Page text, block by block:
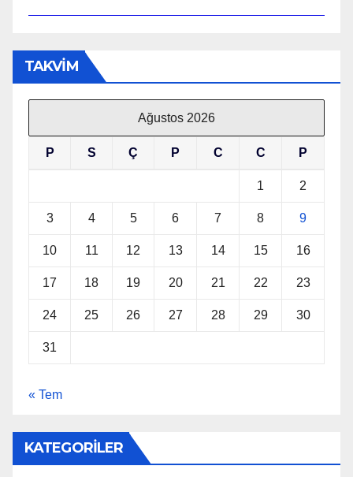
TAKVİM
Ağustos 2026
P S Ç P C C P
1 2
3 4 5 6 7 8 9
10 11 12 13 14 15 16
17 18 19 20 21 22 23
24 25 26 27 28 29 30
31
« Tem
KATEGORİLER